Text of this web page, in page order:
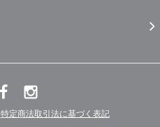
特定商法取引法に基づく表記